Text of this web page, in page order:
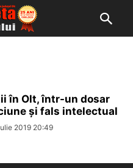
în Olt, într-un dosar
și fals intelectual
2019 20:49